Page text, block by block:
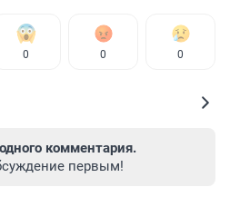
0 0 0
комментария.
первым!